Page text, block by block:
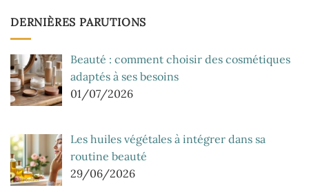
DERNIÈRES PARUTIONS
Beauté : comment choisir des cosmétiques
adaptés à ses besoins
01/07/2026
Les huiles végétales à intégrer dans sa
routine beauté
29/06/2026